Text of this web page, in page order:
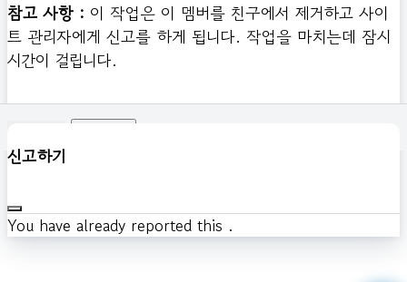
참고 사항 : 이 작업은 이 멤버를 친구에서 제거하고 사이
트 관리자에게 신고를 하게 됩니다. 작업을 마치는데 잠시
시간이 걸립니다.
신고하기
You have already reported this .